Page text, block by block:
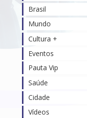
Brasil
Mundo
Cultura +
Eventos
Pauta Vip
Saúde
Cidade
Vídeos